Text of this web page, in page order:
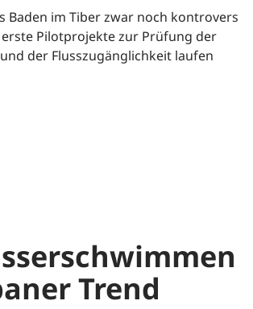
Baden im Tiber zwar noch kontrovers
Pilotprojekte zur Prüfung der
der Flusszugänglichkeit laufen
Trend